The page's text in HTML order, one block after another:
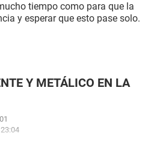
tiempo como para que la
y esperar que esto pase solo.
Y METÁLICO EN LA